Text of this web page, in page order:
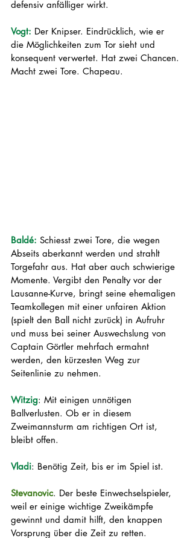
defensiv anfälliger wirkt.
Vogt: Der Knipser. Eindrücklich, wie er
die Möglichkeiten zum Tor sieht und
konsequent verwertet. Hat zwei Chancen.
Macht zwei Tore. Chapeau.
Baldé: Schiesst zwei Tore, die wegen
Abseits aberkannt werden und strahlt
Torgefahr aus. Hat aber auch schwierige
Momente. Vergibt den Penalty vor der
Lausanne-Kurve, bringt seine ehemaligen
Teamkollegen mit einer unfairen Aktion
(spielt den Ball nicht zurück) in Aufruhr
und muss bei seiner Auswechslung von
Captain Görtler mehrfach ermahnt
werden, den kürzesten Weg zur
Seitenlinie zu nehmen.
Witzig: Mit einigen unnötigen
Ballverlusten. Ob er in diesem
Zweimannsturm am richtigen Ort ist,
bleibt offen.
Vladi: Benötig Zeit, bis er im Spiel ist.
Stevanovic. Der beste Einwechselspieler,
weil er einige wichtige Zweikämpfe
gewinnt und damit hilft, den knappen
Vorsprung über die Zeit zu retten.